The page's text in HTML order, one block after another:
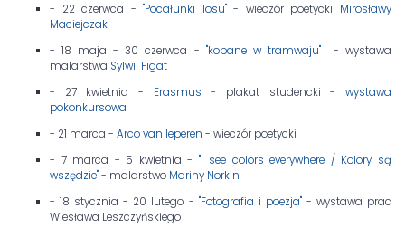
- 22 czerwca -"Pocałunki losu"- wieczór poetycki Mirosławy
Maciejczak
- 18 maja - 30 czerwca - "kopane w tramwaju"- wystawa
malarstwa Sylwii Figat
- 27 kwietnia - Erasmus - plakat studencki -wystawa
pokonkursowa
- 21 marca - Arco van Ieperen - wieczór poetycki
- 7 marca - 5 kwietnia - "I see colors everywhere / Kolory są
wszędzie"- malarstwo Mariny Norkin
- 18 stycznia - 20 lutego - "Fotografia i poezja"- wystawa prac
Wiesława Leszczyńskiego